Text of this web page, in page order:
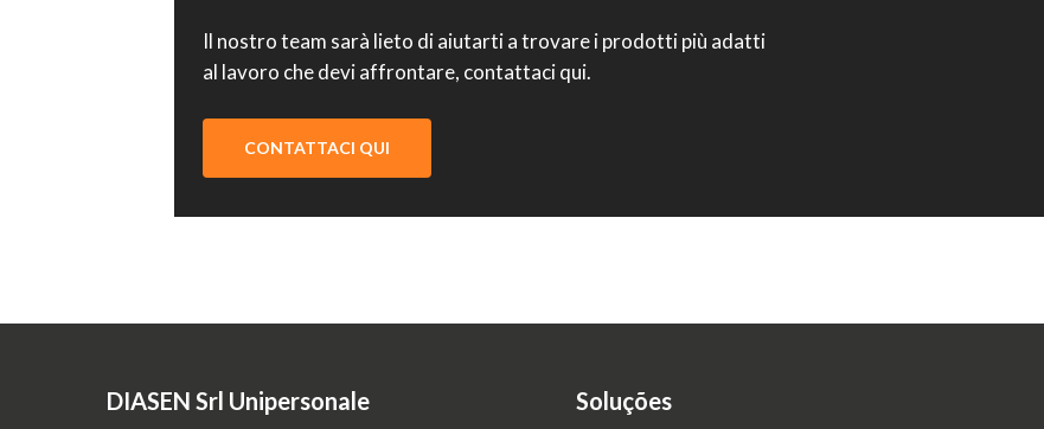
Il nostro team sarà lieto di aiutarti a trovare i prodotti più adatti
al lavoro che devi affrontare, contattaci qui.
CONTATTACI QUI
DIASEN Srl Unipersonale Soluções